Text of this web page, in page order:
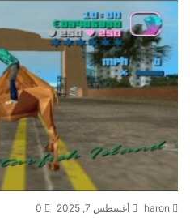
haron أغسطس 7, 2025 0